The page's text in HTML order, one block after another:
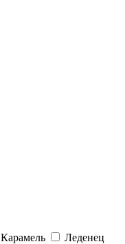
Карамель
Леденец